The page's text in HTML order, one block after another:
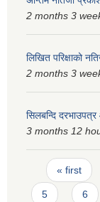
2 months 3
लिखित परिक्षाको
2 months 3
सिलबन्दि
3 months 12
Pages
« first
5 6